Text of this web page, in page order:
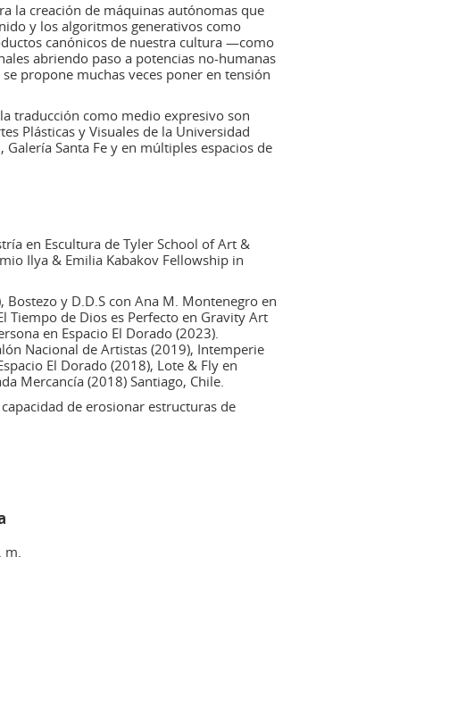
la creación de máquinas autónomas que
y los algoritmos generativos como
canónicos de nuestra cultura —como
abriendo paso a potencias no-humanas
propone muchas veces poner en tensión
traducción como medio expresivo son
Plásticas y Visuales de la Universidad
Santa Fe y en múltiples espacios de
en Escultura de Tyler School of Art &
Ilya & Emilia Kabakov Fellowship in
Bostezo y D.D.S con Ana M. Montenegro en
Tiempo de Dios es Perfecto en Gravity Art
en Espacio El Dorado (2023).
Nacional de Artistas (2019), Intemperie
El Dorado (2018), Lote & Fly en
Mercancía (2018) Santiago, Chile.
de erosionar estructuras de
m.